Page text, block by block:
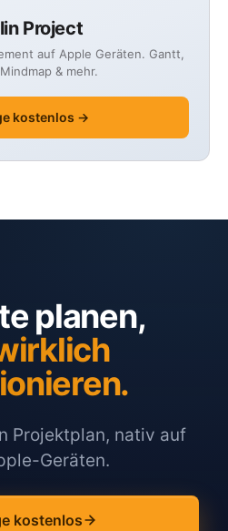
Project
auf Apple Geräten. Gantt,
& mehr.
kostenlos →
planen,
Projektplan, nativ auf
Geräten.
kostenlos